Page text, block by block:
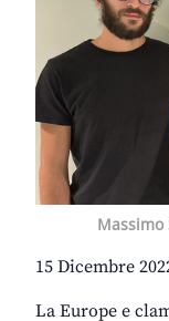
Massimo
15 Dicembre
La Europe e